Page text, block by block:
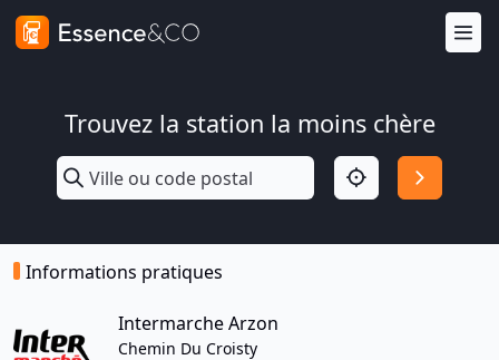
Trouvez la station la moins chère
Informations pratiques
Intermarche Arzon
Chemin Du Croisty